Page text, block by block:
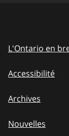
L'Ontario en
Accessibilité
Archives
Nouvelles